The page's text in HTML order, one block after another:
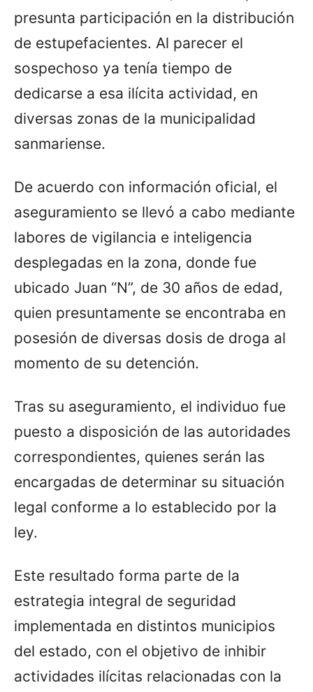
presunta participación en la distribución
de estupefacientes. Al parecer el
sospechoso ya tenía tiempo de
dedicarse a esa ilícita actividad, en
diversas zonas de la municipalidad
sanmariense.
De acuerdo con información oficial, el
aseguramiento se llevó a cabo mediante
labores de vigilancia e inteligencia
desplegadas en la zona, donde fue
ubicado Juan “N”, de 30 años de edad,
quien presuntamente se encontraba en
posesión de diversas dosis de droga al
momento de su detención.
Tras su aseguramiento, el individuo fue
puesto a disposición de las autoridades
correspondientes, quienes serán las
encargadas de determinar su situación
legal conforme a lo establecido por la
ley.
Este resultado forma parte de la
estrategia integral de seguridad
implementada en distintos municipios
del estado, con el objetivo de inhibir
actividades ilícitas relacionadas con la